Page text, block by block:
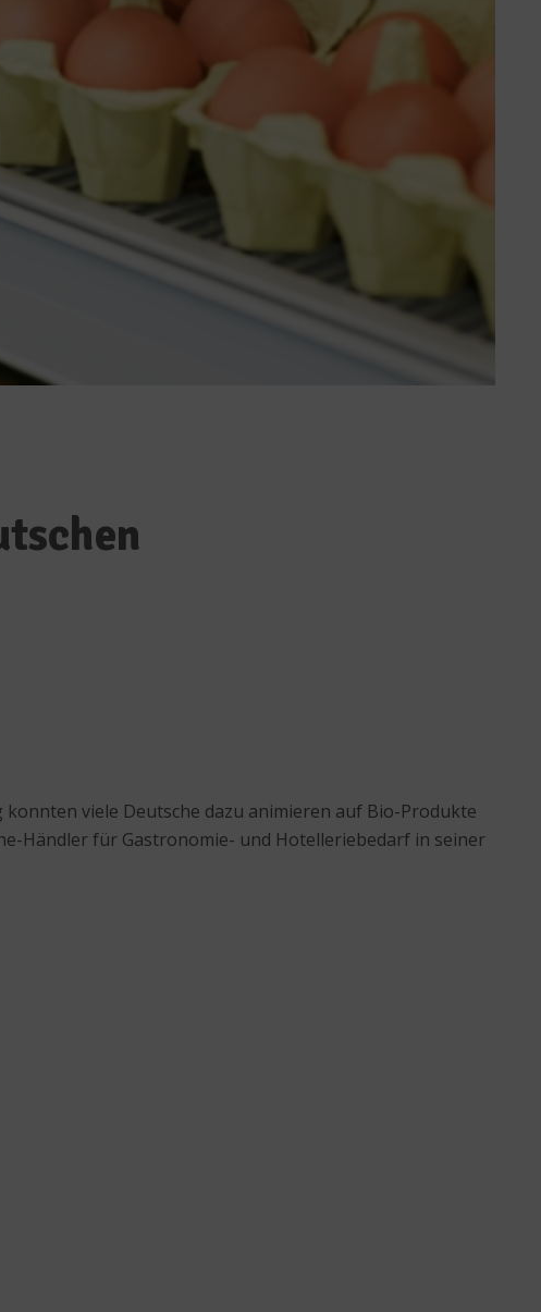
viele Deutsche dazu animieren auf Bio-Produkte
Händler für Gastronomie- und Hotelleriebedarf in seiner